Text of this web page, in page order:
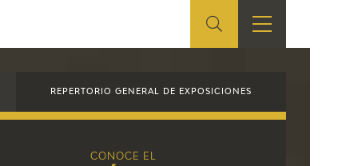
REPERTORIO GENERAL DE EXPOSICIONES
CONOCE EL